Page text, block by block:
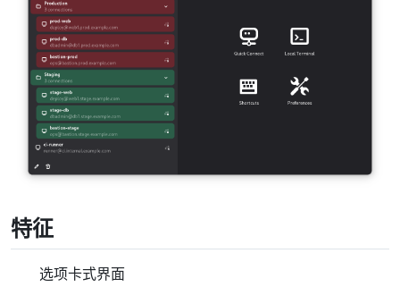
特征
选项卡式界面